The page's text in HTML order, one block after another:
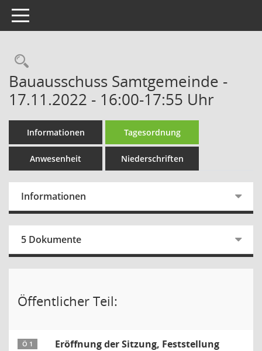
Toggle navigation
Rechercheauswahl
Bauausschuss Samtgemeinde -
17.11.2022 - 16:00-17:55 Uhr
Informationen Tagesordnung
Anwesenheit Niederschriften
Informationen
5 Dokumente
Öffentlicher Teil:
Ö 1
Eröffnung der Sitzung, Feststellung